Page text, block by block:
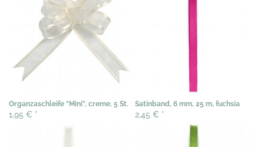
Organzaschleife "Mini", creme, 5 St.
1,95 € *
Satinband, 6 mm, 25 m, fuchsia
2,45 € *